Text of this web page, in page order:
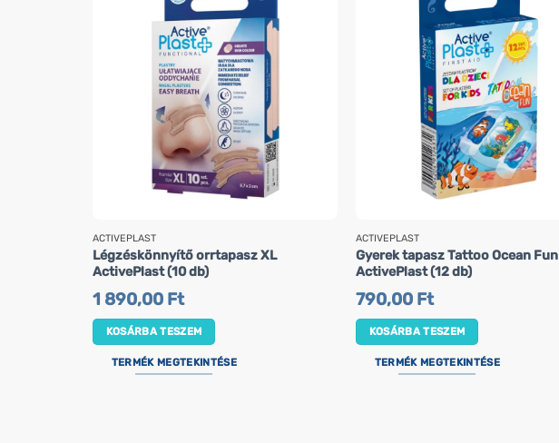
ACTIVEPLAST
Légzéskönnyítő orrtapasz XL
ActivePlast (10 db)
1 890,00 Ft
KOSÁRBA TESZEM
TERMÉK MEGTEKINTÉSE
ACTIVEPLAST
Gyerek tapasz Tattoo Ocean Fun
ActivePlast (12 db)
790,00 Ft
KOSÁRBA TESZEM
TERMÉK MEGTEKINTÉSE